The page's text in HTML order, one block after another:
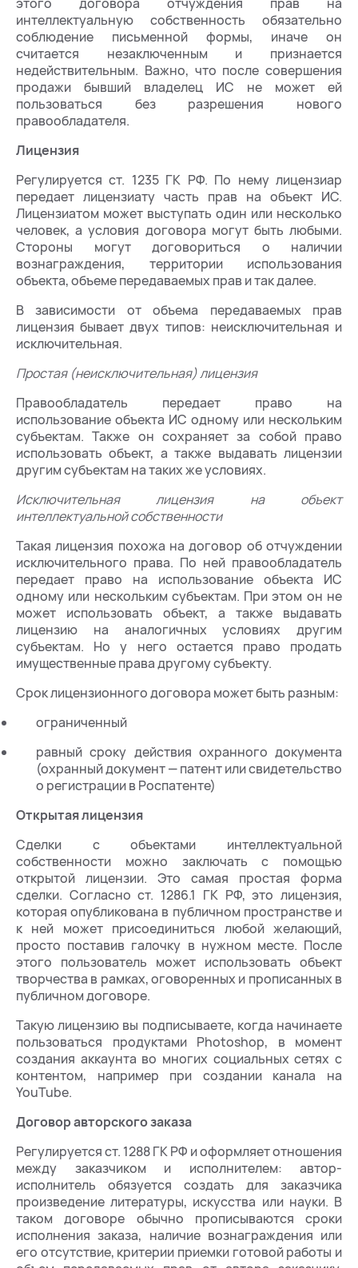
интеллектуальную собственность обязательно
соблюдение письменной формы, иначе он
считается незаключенным и признается
недействительным. Важно, что после совершения
продажи бывший владелец ИС не может ей
пользоваться без разрешения нового
правообладателя.
Лицензия
Регулируется ст. 1235 ГК РФ. По нему лицензиар
передает лицензиату часть прав на объект ИС.
Лицензиатом может выступать один или несколько
человек, а условия договора могут быть любыми.
Стороны могут договориться о наличии
вознаграждения, территории использования
объекта, объеме передаваемых прав и так далее.
В зависимости от объема передаваемых прав
лицензия бывает двух типов: неисключительная и
исключительная.
Простая (неисключительная) лицензия
Правообладатель передает право на
использование объекта ИС одному или нескольким
субъектам. Также он сохраняет за собой право
использовать объект, а также выдавать лицензии
другим субъектам на таких же условиях.
Исключительная лицензия на объект
интеллектуальной собственности
Такая лицензия похожа на договор об отчуждении
исключительного права. По ней правообладатель
передает право на использование объекта ИС
одному или нескольким субъектам. При этом он не
может использовать объект, а также выдавать
лицензию на аналогичных условиях другим
субъектам. Но у него остается право продать
имущественные права другому субъекту.
Срок лицензионного договора может быть разным:
ограниченный
равный сроку действия охранного документа
(охранный документ — патент или свидетельство
о регистрации в Роспатенте)
Открытая лицензия
Сделки с объектами интеллектуальной
собственности можно заключать с помощью
открытой лицензии. Это самая простая форма
сделки. Согласно ст. 1286.1 ГК РФ, это лицензия,
которая опубликована в публичном пространстве и
к ней может присоединиться любой желающий,
просто поставив галочку в нужном месте. После
этого пользователь может использовать объект
творчества в рамках, оговоренных и прописанных в
публичном договоре.
Такую лицензию вы подписываете, когда начинаете
пользоваться продуктами Photoshop, в момент
создания аккаунта во многих социальных сетях с
контентом, например при создании канала на
YouTube.
Договор авторского заказа
Регулируется ст. 1288 ГК РФ и оформляет отношения
между заказчиком и исполнителем: автор-
исполнитель обязуется создать для заказчика
произведение литературы, искусства или науки. В
таком договоре обычно прописываются сроки
исполнения заказа, наличие вознаграждения или
его отсутствие, критерии приемки готовой работы и